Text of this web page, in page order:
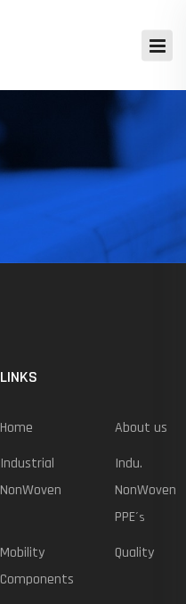
LINKS
Home
About us
Industrial
NonWoven
Indu.
NonWoven
PPE´s
Mobility
Components
Quality